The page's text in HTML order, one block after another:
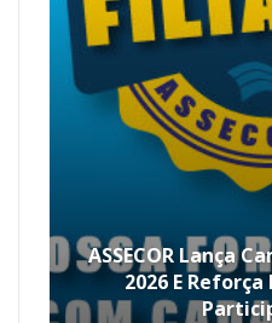
ASSECOR Lança
2026 E